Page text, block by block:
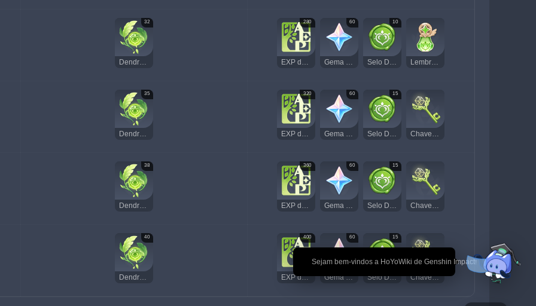
🎉 Sejam bem-vindos a HoYoWiki de Genshin Impact!
32
Dendroculus
280
EXP de Aventura
60
Gema Essencial
10
Selo Dendro Lembrança de Vegetação Exuberante
35
Dendroculus
320
EXP de Aventura
60
Gema Essencial
15
Selo Dendro Chave do Santuário das Profundezas de Sumeru
38
Dendroculus
360
EXP de Aventura
60
Gema Essencial
15
Selo Dendro Chave do Santuário das Profundezas de Sumeru
40
Dendroculus
400
EXP de Aventura
60
Gema Essencial
15
Selo Dendro Chave do Santuário das Profundezas de Sumeru